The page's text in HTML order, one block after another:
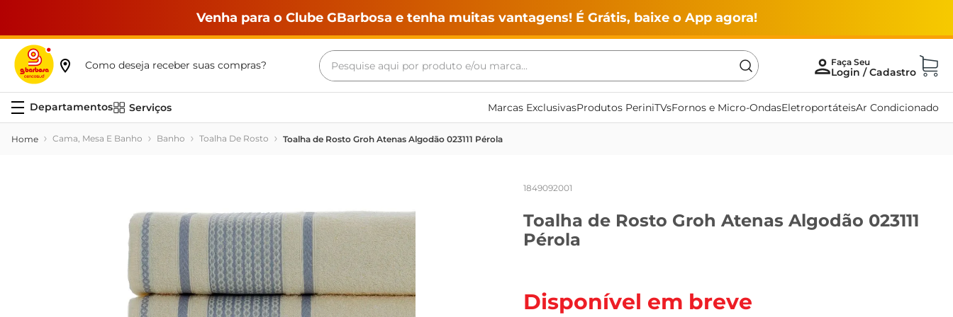
Venha para o Clube GBarbosa e tenha muitas vantagens! É Grátis, baixe o App agora!
Como deseja receber suas compras?
Pesquise aqui por produto e/ou marca...
Serviços Marcas ExclusivasProdutos PeriniTVsFornos e Micro-OndasEletroportáteisAr Condicionado
Cama, Mesa E Banho Banho Toalha De Rosto Toalha de Rosto Groh Atenas Algodão 023111 Pérola
1849092001
Toalha de Rosto Groh Atenas Algodão 023111
Pérola
Disponível em breve
Termos mais buscados
maquina lavar
cerveja
frango
leite
vinho